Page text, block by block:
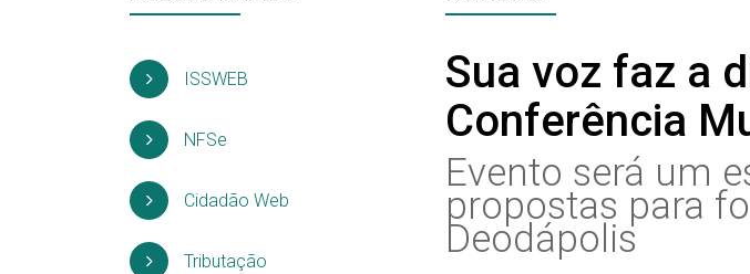
Sua voz faz a
Conferência
Evento será um
propostas para
Deodápolis
ISSWEB
NFSe
Cidadão Web
Tributação